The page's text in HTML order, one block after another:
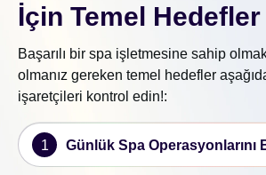
İçin Temel Hedefler
Başarılı bir spa işletmesine sahip
olmanız gereken temel hedefler
işaretçileri kontrol edin!:
1 Günlük Spa Operasyonlarını